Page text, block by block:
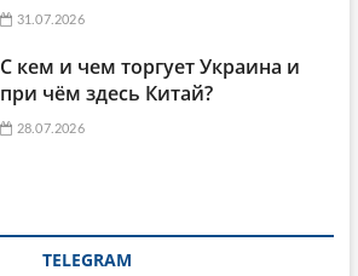
31.07.2026
С кем и чем торгует Украина и
при чём здесь Китай?
28.07.2026
TELEGRAM